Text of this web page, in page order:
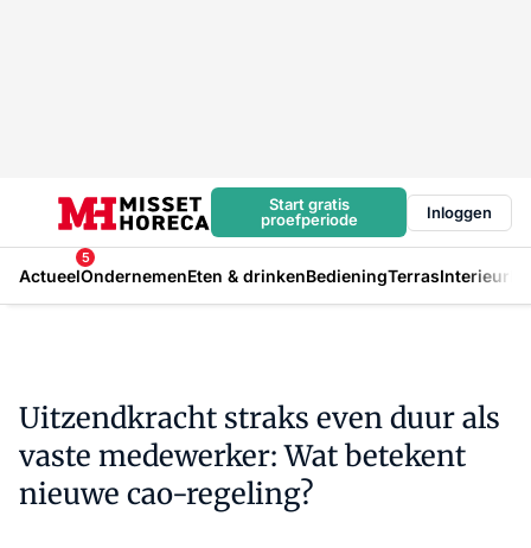
Start gratis
proefperiode
Inloggen
Actueel
5
OndernemenEten & drinkenBedieningTerrasInterieur
Uitzendkracht straks even duur als
vaste medewerker: Wat betekent
nieuwe cao-regeling?